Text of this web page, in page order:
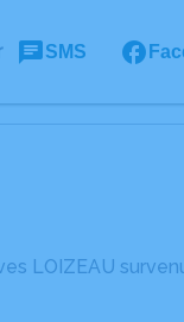
SMS
LOIZEAU